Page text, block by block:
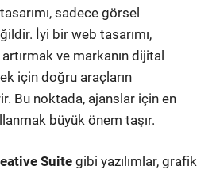
sadece görsel
İyi bir web tasarımı,
ve markanın dijital
için doğru araçların
Bu noktada, ajanslar için en
büyük önem taşır.
Suite gibi yazılımlar, grafik